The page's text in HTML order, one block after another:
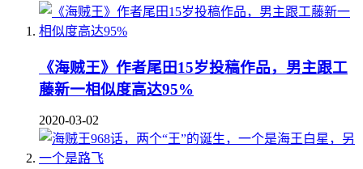
《海贼王》作者尾田15岁投稿作品，男主跟工
藤新一相似度高达95%
2020-03-02